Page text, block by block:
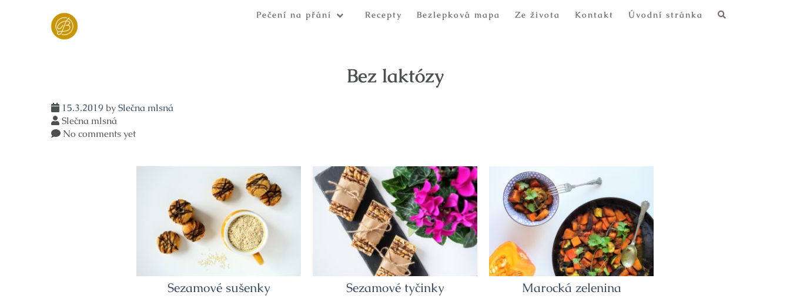
Pečení na přání Recepty Bezlepková mapa Ze života Kontakt Úvodní stránka
Bez laktózy
15.3.2019bySlečna mlsná
Slečna mlsná
No comments yet
Sezamové sušenky Sezamové tyčinky Marocká zelenina